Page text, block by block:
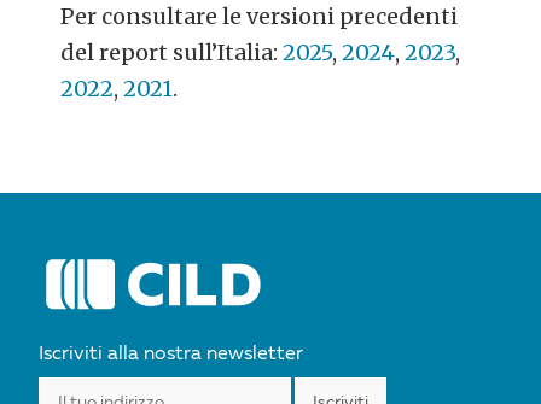
Per consultare le versioni precedenti
del report sull’Italia:2025,2024,2023,
2022,2021.
POST
Iscriviti alla nostra newsletter